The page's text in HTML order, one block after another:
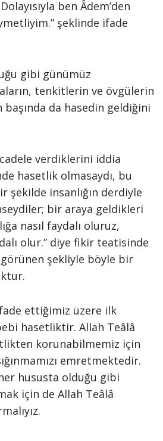
ben Âdem’den
şeklinde ifade
gibi günümüz
tenkitlerin ve övgülerin
da hasedin geldiğini
verdiklerini iddia
hasetlik olmasaydı, bu
şekilde insanlığın derdiyle
bir araya geldikleri
nasıl faydalı oluruz,
olur.” diye fikir teatisinde
şekliyle böyle bir
ettiğimiz üzere ilk
hasetliktir. Allah Teâlâ
korunabilmemiz için
emretmektedir.
hususta olduğu gibi
için de Allah Teâlâ